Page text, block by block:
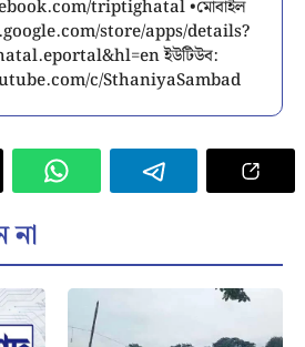
triptighatal •মোবাইল
store/apps/details?
ইউটিউব:
c/SthaniyaSambad